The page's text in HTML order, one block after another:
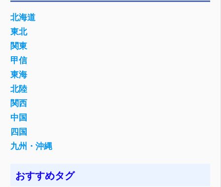
北海道
東北
関東
甲信
東海
北陸
関西
中国
四国
九州・沖縄
おすすめタグ